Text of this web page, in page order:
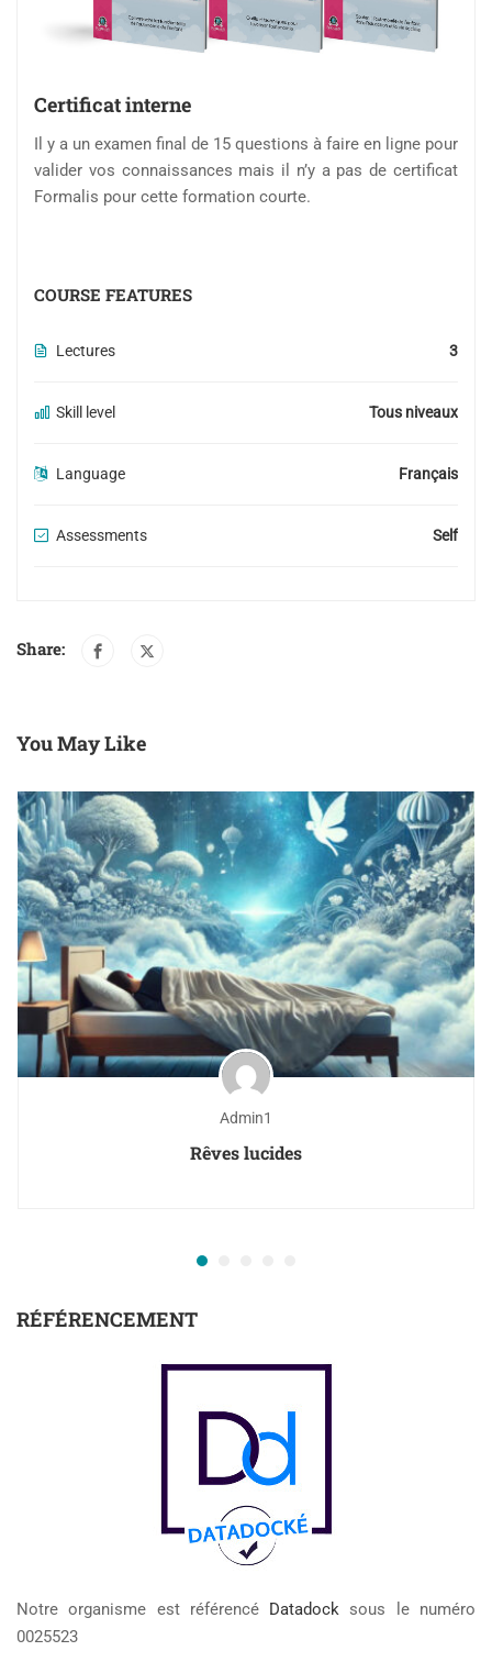
Certificat interne
Il y a un examen final de 15 questions à faire en ligne pour
valider vos connaissances mais il n’y a pas de certificat
Formalis pour cette formation courte.
COURSE FEATURES
Lectures 3
Skill level Tous niveaux
Language Français
Assessments Self
Share:
You May Like
Admin1
Rêves lucides
RÉFÉRENCEMENT
Notre organisme est référencé Datadock sous le numéro
0025523